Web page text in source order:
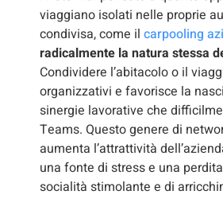
viaggiano isolati nelle proprie
condivisa, come il carpooling
radicalmente la natura stessa
Condividere l’abitacolo o il
organizzativi e favorisce la
sinergie lavorative che
Teams. Questo genere di
aumenta l’attrattività
una fonte di stress e una
socialità stimolante e di